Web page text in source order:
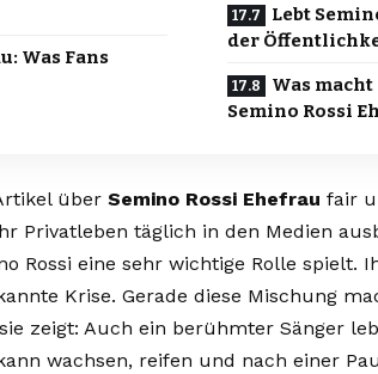
Was Fans
Lebt
der
Was
Semino Rossi
über Semino Rossi Ehefrau fair
Privatleben täglich in den Medien
Rossi eine sehr wichtige Rolle spielt.
Krise. Gerade diese Mischung
zeigt: Auch ein berühmter Sänger
wachsen, reifen und nach einer